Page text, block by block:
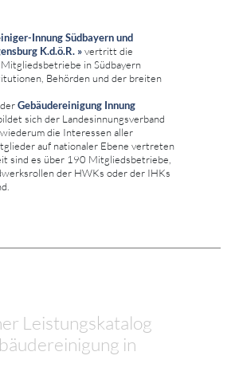
Innung Südbayern und
K.d.ö.R. »vertritt die
in Südbayern
Behörden und der breiten
Gebäudereinigung Innung
sich der Landesinnungsverband
die Interessen aller
auf nationaler Ebene vertreten
sind es über 190 Mitgliedsbetriebe,
der HWKs oder der IHKs
Leistungskatalog
in